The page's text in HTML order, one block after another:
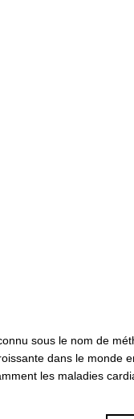
sous le nom de
dans le monde
les maladies